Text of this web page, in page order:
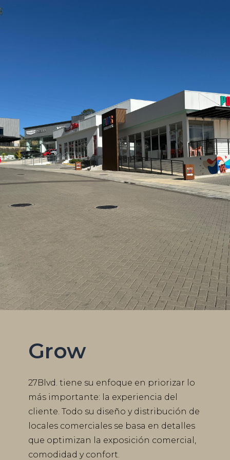
Grow
27Blvd. tiene su enfoque en priorizar lo
más importante: la experiencia del
cliente. Todo su diseño y distribución de
locales comerciales se basa en detalles
que optimizan la exposición comercial,
comodidad y confort.